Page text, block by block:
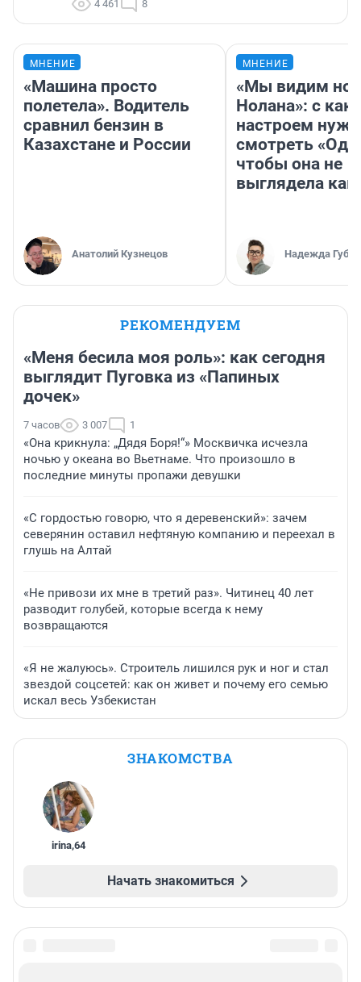
4 461 8
МНЕНИЕ
«Машина просто
полетела». Водитель
сравнил бензин в
Казахстане и России
Анатолий Кузнецов
МНЕНИЕ
«Мы видим
Нолана»: с
настроем
смотреть
чтобы она не
выглядела как
Надежда
РЕКОМЕНДУЕМ
«Меня бесила моя роль»: как сегодня
выглядит Пуговка из «Папиных
дочек»
7 часов 3 007 1
«Она крикнула: „Дядя Боря!“» Москвичка исчезла
ночью у океана во Вьетнаме. Что произошло в
последние минуты пропажи девушки
«С гордостью говорю, что я деревенский»: зачем
северянин оставил нефтяную компанию и переехал в
глушь на Алтай
«Не привози их мне в третий раз». Читинец 40 лет
разводит голубей, которые всегда к нему
возвращаются
«Я не жалуюсь». Строитель лишился рук и ног и стал
звездой соцсетей: как он живет и почему его семью
искал весь Узбекистан
ЗНАКОМСТВА
irina,64
Начать знакомиться